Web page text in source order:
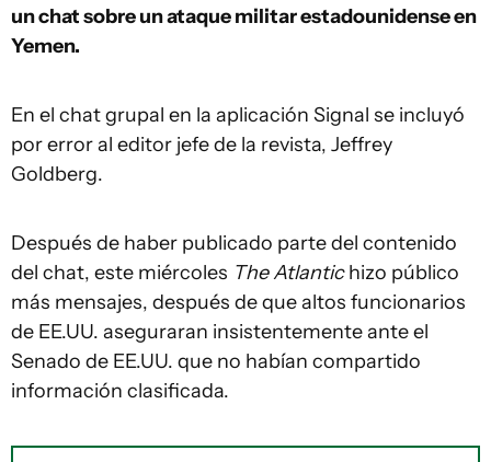
un chat sobre un ataque militar estadounidense en
Yemen.
En el chat grupal en la aplicación Signal se incluyó
por error al editor jefe de la revista, Jeffrey
Goldberg.
Después de haber publicado parte del contenido
del chat, este miércoles The Atlantichizo público
más mensajes, después de que altos funcionarios
de EE.UU. aseguraran insistentemente ante el
Senado de EE.UU. que no habían compartido
información clasificada.